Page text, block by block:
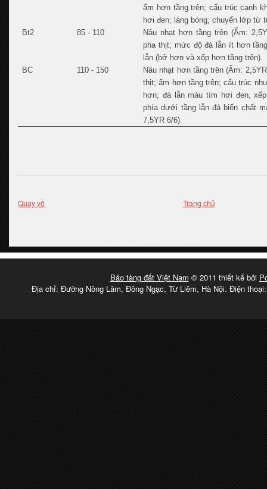
ẩm hơn tầng trên; cấu trúc cạnh
hơi đen; láng bóng; chuyển lớp từ
Bt2
85 - 110
Nâu nhạt hơn tầng trên (Ẩm:
pha thịt; mức độ đá lẫn ít hơn
lẫn (bở hơn và xốp hơn tầng trên).
BC
110 - 150
Nâu nhạt hơn tầng trên (Ẩm:
thịt; ẩm hơn tầng trên; cấu trúc
hơn; đá lẫn màu tím hơi đen,
phía dưới tầng lẫn đá biến chất
7,5YR 6/6).
Quay về Trang chủ
Bảo tàng đất Việt Nam © 2011 thiết kế bởi
Địa chỉ: Đường Nông Lâm, Đông Ngạc, Từ Liêm, Hà Nội. Điện